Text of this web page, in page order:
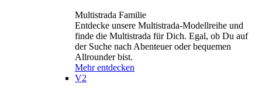
Multistrada Familie
Entdecke unsere Multistrada-Modellreihe und
finde die Multistrada für Dich. Egal, ob Du auf
der Suche nach Abenteuer oder bequemen
Allrounder bist.
Mehr entdecken
V2